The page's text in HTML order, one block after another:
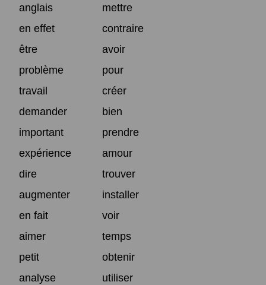
anglais
mettre
en effet
contraire
être
avoir
problème
pour
travail
créer
demander
bien
important
prendre
expérience
amour
dire
trouver
augmenter
installer
en fait
voir
aimer
temps
petit
obtenir
analyse
utiliser